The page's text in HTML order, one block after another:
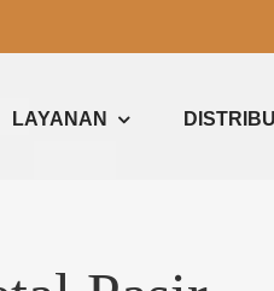
LAYANAN